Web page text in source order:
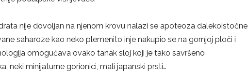
nije dovoljan na njenom krovu nalazi se apoteoza dalekoistočne
saharoze kao neko plemenito inje nakupio se na gornjoj ploči i
omogućava ovako tanak sloj koji je tako savršeno
neki minijaturne gorionici, mali japanski prsti…